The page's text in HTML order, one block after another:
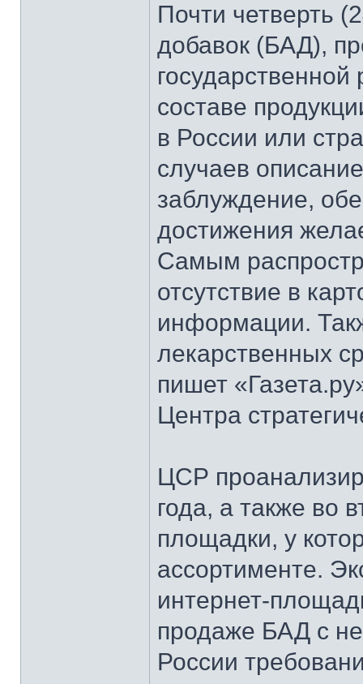
Почти четверть
добавок (БАД),
составе
в России или
случаев
заблуждение,
достижения
Самым
отсутствие в
информации.
лекарственных
пишет
Центра
ЦСР
года, а также во
площадки, у
ассортименте.
интернет-
продаже БАД с
России